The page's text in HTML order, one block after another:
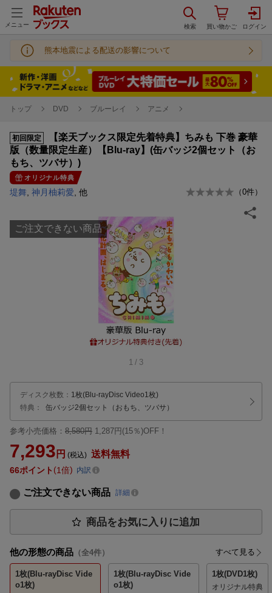
メニュー
熊本地震による配送の影響について
トップ DVD ブルーレイ アニメ
初回限定
【楽天ブックス限定先着特典】ちみも 下巻 豪華
版（数量限定生産）【Blu-ray】(缶バッジ2個セット（お
もち、ツバサ）)
オリジナル特典
堤舞 神月柚莉愛 , 他 （0件）
ご注文できない商品
1 / 3
ディスク枚数 ： 1枚(Blu-rayDisc Video1枚)
特典：
缶バッジ2個セット（おもち、ツバサ）
参考小売価格： 8,580円 1,287円(15％)OFF！
7,293 円 (税込) 送料無料
66ポイント 1倍 内訳
ご注文できない商品 詳細
商品をお気に入りに追加
他の形態の商品 （全4件） すべて見る
1枚(Blu-rayDisc Vide
o1枚)
1枚(Blu-rayDisc Vide
o1枚)
1枚(DVD1枚)
オリジナル特典